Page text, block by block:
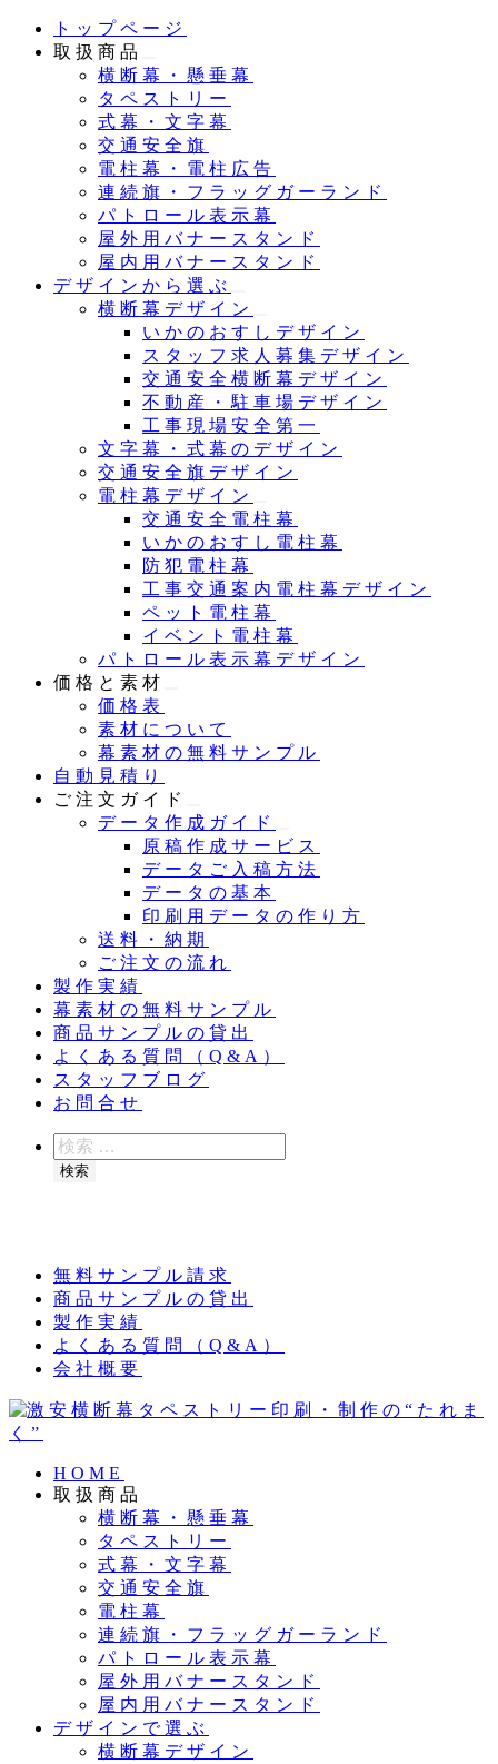
トップページ
取扱商品
横断幕・懸垂幕
タペストリー
式幕・文字幕
交通安全旗
電柱幕・電柱広告
連続旗・フラッグガーランド
パトロール表示幕
屋外用バナースタンド
屋内用バナースタンド
デザインから選ぶ
横断幕デザイン
いかのおすしデザイン
スタッフ求人募集デザイン
交通安全横断幕デザイン
不動産・駐車場デザイン
工事現場安全第一
文字幕・式幕のデザイン
交通安全旗デザイン
電柱幕デザイン
交通安全電柱幕
いかのおすし電柱幕
防犯電柱幕
工事交通案内電柱幕デザイン
ペット電柱幕
イベント電柱幕
パトロール表示幕デザイン
価格と素材
価格表
素材について
幕素材の無料サンプル
自動見積り
ご注文ガイド
データ作成ガイド
原稿作成サービス
データご入稿方法
データの基本
印刷用データの作り方
送料・納期
ご注文の流れ
製作実績
幕素材の無料サンプル
商品サンプルの貸出
よくある質問（Q&A）
スタッフブログ
お問合せ
検
索
検索
無料サンプル請求
商品サンプルの貸出
製作実績
よくある質問（Q&A）
会社概要
HOME
取扱商品
横断幕・懸垂幕
タペストリー
式幕・文字幕
交通安全旗
電柱幕
連続旗・フラッグガーランド
パトロール表示幕
屋外用バナースタンド
屋内用バナースタンド
デザインで選ぶ
横断幕デザイン